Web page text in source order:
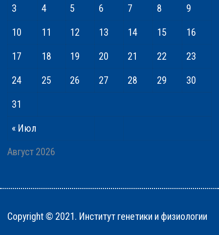
Август 2026
« Июл
3 4 5 6 7 8 9
10 11 12 13 14 15 16
17 18 19 20 21 22 23
24 25 26 27 28 29 30
31
Copyright © 2021. Институт генетики и физиологии